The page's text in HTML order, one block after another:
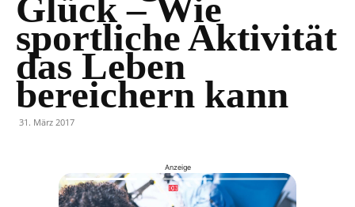
Glück – Wie
sportliche Aktivität
das Leben
bereichern kann
31. März 2017
Anzeige